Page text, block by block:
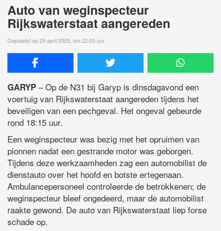
Auto van weginspecteur
Rijkswaterstaat aangereden
Geplaatst op 29 april 2025, om 22:05 uur
GARYP – Op de N31 bij Garyp is dinsdagavond een
voertuig van Rijkswaterstaat aangereden tijdens het
beveiligen van een pechgeval. Het ongeval gebeurde
rond 18:15 uur.
Een weginspecteur was bezig met het opruimen van
pionnen nadat een gestrande motor was geborgen.
Tijdens deze werkzaamheden zag een automobilist de
dienstauto over het hoofd en botste ertegenaan.
Ambulancepersoneel controleerde de betrokkenen; de
weginspecteur bleef ongedeerd, maar de automobilist
raakte gewond. De auto van Rijkswaterstaat liep forse
schade op.